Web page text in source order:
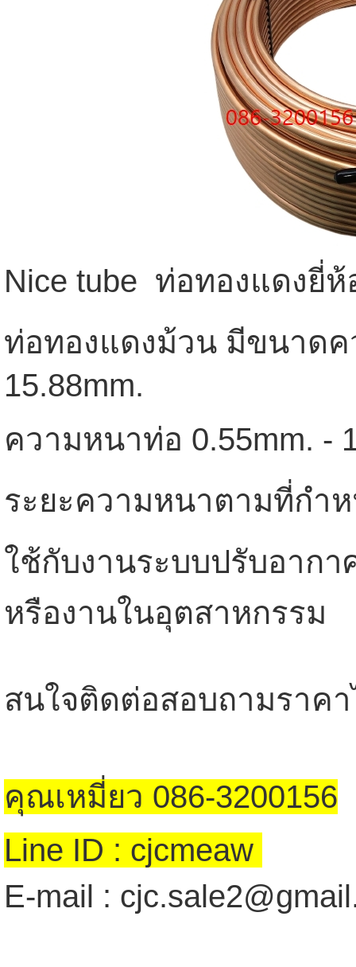
Nice tube ท่อทองแดงยี่ห้
ท่อทองแดงม้วน มีขนาดค
15.88mm.
ความหนาท่อ 0.55mm. -
ระยะความหนาตามที่กำ
ใช้กับงานระบบปรับอาก
หรืองานในอุตสาหกรรม
สนใจติดต่อสอบถามราค
คุณเหมี่ยว 086-3200156
Line ID : cjcmeaw
E-mail :